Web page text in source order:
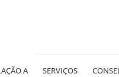
A SERVIÇOS